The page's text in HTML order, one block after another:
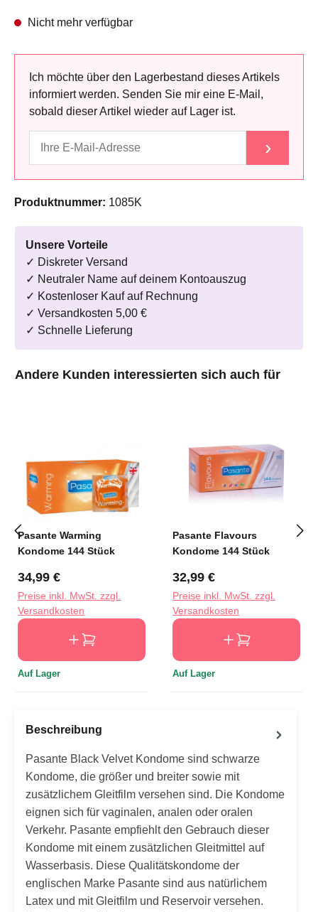
Nicht mehr verfügbar
Ich möchte über den Lagerbestand dieses Artikels
informiert werden. Senden Sie mir eine E-Mail,
sobald dieser Artikel wieder auf Lager ist.
›
Produktnummer: 1085K
Unsere Vorteile
✓ Diskreter Versand
✓ Neutraler Name auf deinem Kontoauszug
✓ Kostenloser Kauf auf Rechnung
✓ Versandkosten 5,00 €
✓ Schnelle Lieferung
Produktgalerie überspringen
Andere Kunden interessierten sich auch für
Pasante Warming
Kondome 144 Stück
Regulärer Preis:
34,99 €
Preise inkl. MwSt. zzgl.
Versandkosten
Auf Lager
Pasante Flavours
Kondome 144 Stück
Regulärer Preis:
32,99 €
Preise inkl. MwSt. zzgl.
Versandkosten
Auf Lager
Beschreibung
Pasante Black Velvet Kondome sind schwarze
Kondome, die größer und breiter sowie mit
zusätzlichem Gleitfilm versehen sind. Die Kondome
eignen sich für vaginalen, analen oder oralen
Verkehr. Pasante empfiehlt den Gebrauch dieser
Kondome mit einem zusätzlichen Gleitmittel auf
Wasserbasis. Diese Qualitätskondome der
englischen Marke Pasante sind aus natürlichem
Latex und mit Gleitfilm und Reservoir versehen.